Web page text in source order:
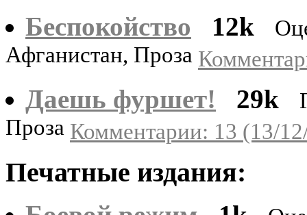
Беспокойство 12k
Афганистан, Проза
Даешь фуршет! 29k
Проза Комментарии: 13 (13/
Печатные издания: